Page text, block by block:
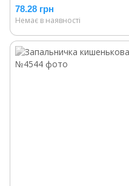
78.28 грн
Немає в наявності